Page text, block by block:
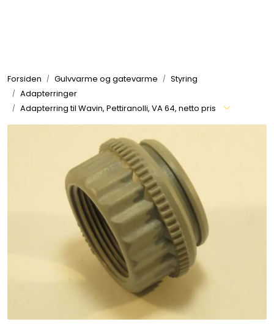
Forsiden Gulvvarme og gatevarme
Styring
Adapterringer
Adapterring til Wavin, Pettiranolli, VA 64, netto pris
Gulvvarme og gatevarme
Klammer og festemateriell
FPL